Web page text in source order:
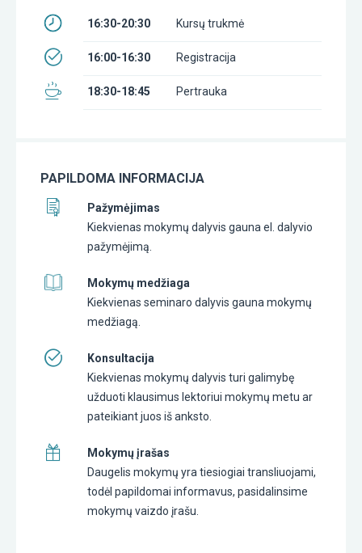
16:30-20:30 Kursų trukmė
16:00-16:30 Registracija
18:30-18:45 Pertrauka
PAPILDOMA INFORMACIJA
Pažymėjimas
Kiekvienas mokymų dalyvis gauna el. dalyvio
pažymėjimą.
Mokymų medžiaga
Kiekvienas seminaro dalyvis gauna mokymų
medžiagą.
Konsultacija
Kiekvienas mokymų dalyvis turi galimybę
užduoti klausimus lektoriui mokymų metu ar
pateikiant juos iš anksto.
Mokymų įrašas
Daugelis mokymų yra tiesiogiai transliuojami,
todėl papildomai informavus, pasidalinsime
mokymų vaizdo įrašu.